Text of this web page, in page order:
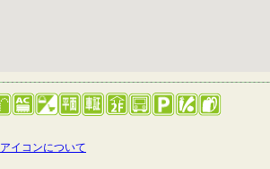
アイコンについて